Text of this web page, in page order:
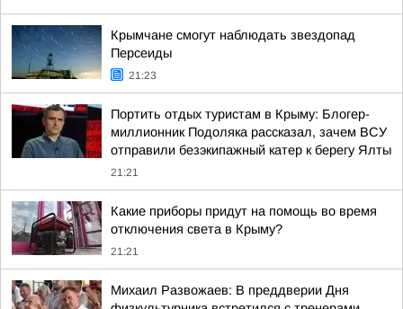
Крымчане смогут наблюдать звездопад
Персеиды
21:23
Портить отдых туристам в Крыму: Блогер-
миллионник Подоляка рассказал, зачем ВСУ
отправили безэкипажный катер к берегу Ялты
21:21
Какие приборы придут на помощь во время
отключения света в Крыму?
21:21
Михаил Развожаев: В преддверии Дня